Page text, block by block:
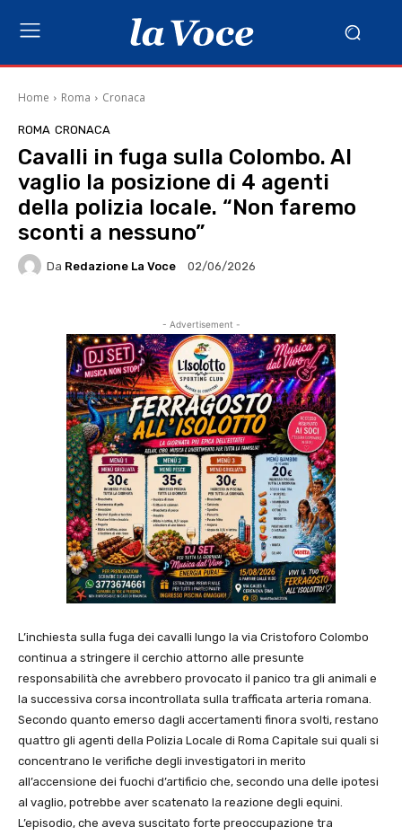
Home Roma Cronaca
ROMA CRONACA
Cavalli in fuga sulla Colombo. Al
vaglio la posizione di 4 agenti
della polizia locale. “Non faremo
sconti a nessuno”
Da Redazione La Voce 02/06/2026
- Advertisement -
L’inchiesta sulla fuga dei cavalli lungo la via Cristoforo Colombo
continua a stringere il cerchio attorno alle presunte
responsabilità che avrebbero provocato il panico tra gli animali e
la successiva corsa incontrollata sulla trafficata arteria romana.
Secondo quanto emerso dagli accertamenti finora svolti, restano
quattro gli agenti della Polizia Locale di Roma Capitale sui quali si
concentrano le verifiche degli investigatori in merito
all’accensione dei fuochi d’artificio che, secondo una delle ipotesi
al vaglio, potrebbe aver scatenato la reazione degli equini.
L’episodio, che aveva suscitato forte preoccupazione tra